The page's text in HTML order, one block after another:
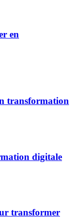
en
transformation
digitale
transformer